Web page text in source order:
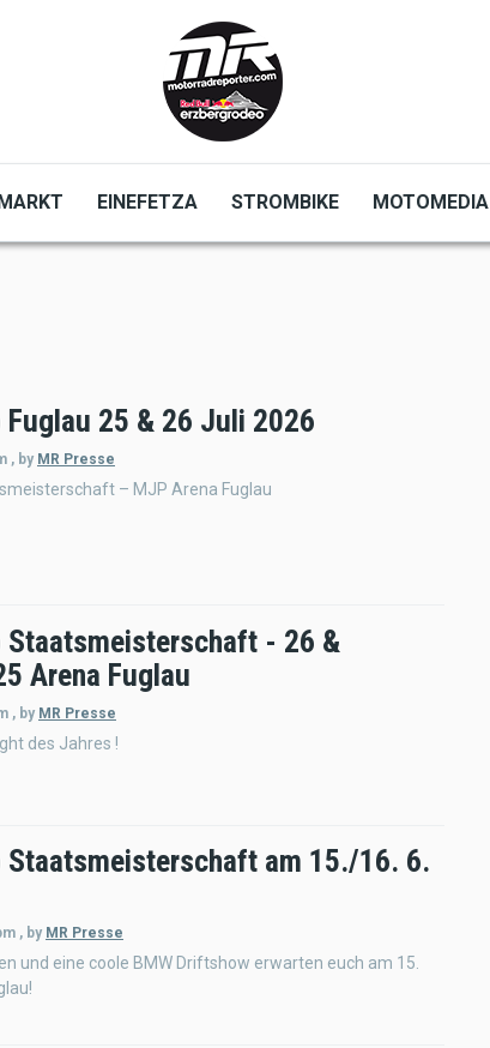
EINEFETZA STROMBIKE MOTOMEDIA
Fuglau 25 & 26 Juli 2026
, by MR Presse
– MJP Arena Fuglau
Staatsmeisterschaft - 26 &
Arena Fuglau
, by MR Presse
des Jahres !
Staatsmeisterschaft am 15./16. 6.
, by MR Presse
und eine coole BMW Driftshow erwarten euch am 15.